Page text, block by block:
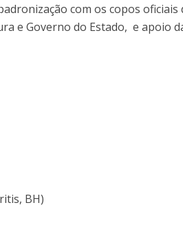
com os copos oficiais
e Governo do Estado, e apoio
BH)